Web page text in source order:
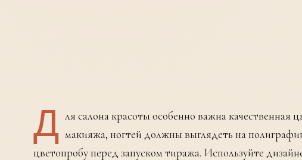
Д ля салона красоты особенно важна качественная
макияжа, ногтей должны выглядеть на
цветопробу перед запуском тиража. Используйте